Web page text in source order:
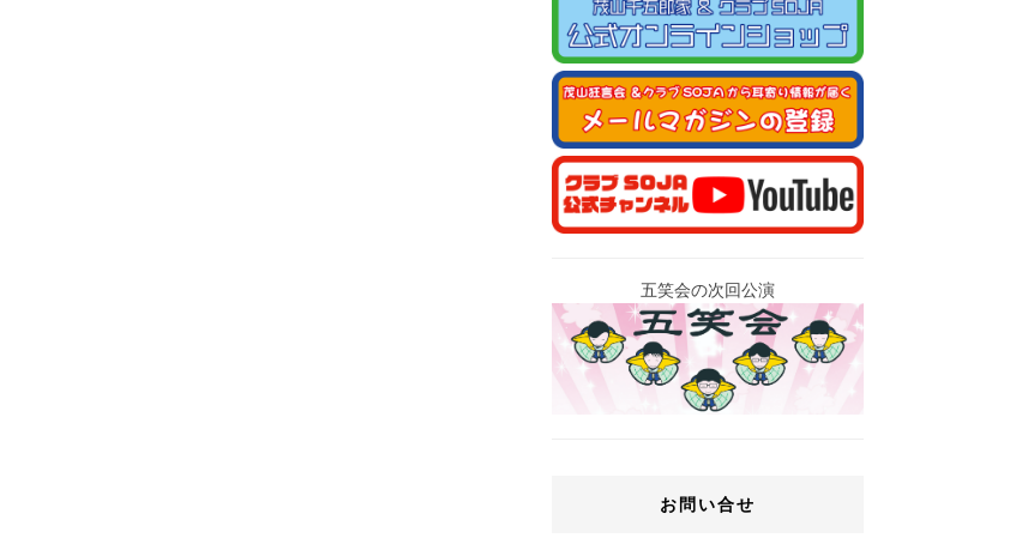
五笑会の次回公演
お問い合せ